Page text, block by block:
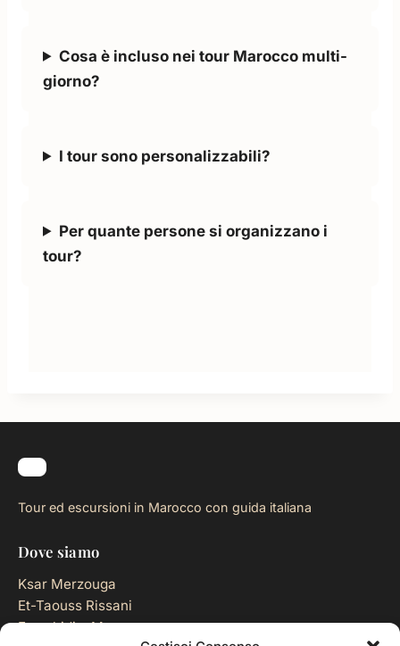
Cosa è incluso nei tour Marocco multi-
giorno?
I tour sono personalizzabili?
Per quante persone si organizzano i
tour?
Tour ed escursioni in Marocco con guida italiana
Dove siamo
Ksar Merzouga
Et-Taouss Rissani
Errachidia, Marocco